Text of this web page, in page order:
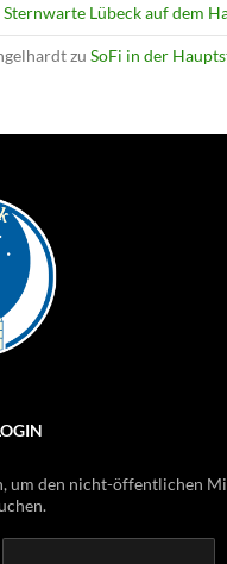
Sternwarte Lübeck auf dem
zu SoFi in der
um den nicht-öffentlichen